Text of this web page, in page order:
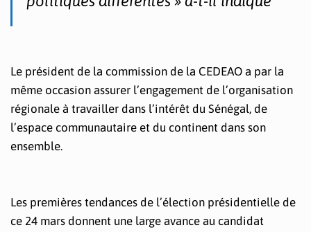
Le président de la commission de la CEDEAO a par la
même occasion assurer l’engagement de l’organisation
régionale à travailler dans l’intérêt du Sénégal, de
l’espace communautaire et du continent dans son
ensemble.
Les premières tendances de l’élection présidentielle de
ce 24 mars donnent une large avance au candidat